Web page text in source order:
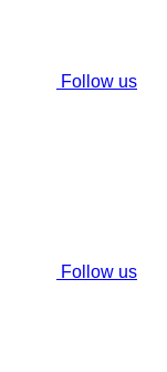
Follow us
Follow us